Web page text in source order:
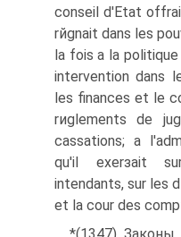
conseil d'Etat
rйgnait dans les
la fois а la
intervention dans
les finances et le
rиglements de
cassations; а
qu'il exerзait
intendants, sur les
et la cour des